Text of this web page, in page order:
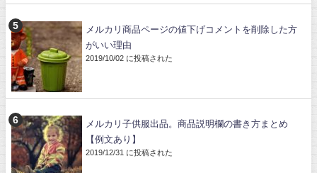
メルカリ商品ページの値下げコメントを削除した方
がいい理由
2019/10/02 に投稿された
メルカリ子供服出品。商品説明欄の書き方まとめ
【例文あり】
2019/12/31 に投稿された